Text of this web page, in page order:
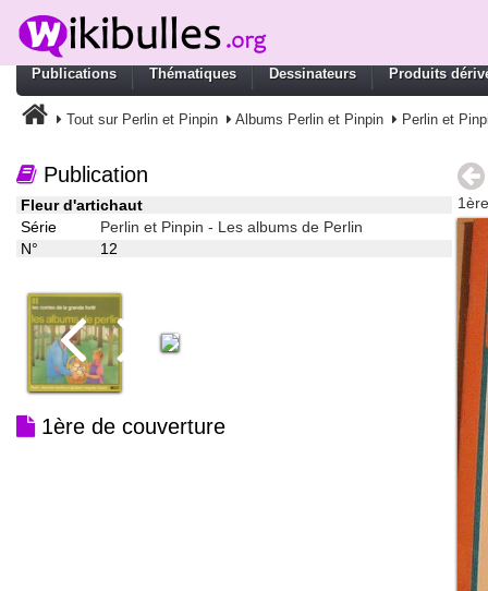
Publications Thématiques Dessinateurs Produits
Tout sur Perlin et Pinpin Albums Perlin et Pinpin Perlin et
Publication
Fleur d'artichaut
Série
Perlin et Pinpin - Les albums de Perlin
N°
12
1ère de couverture